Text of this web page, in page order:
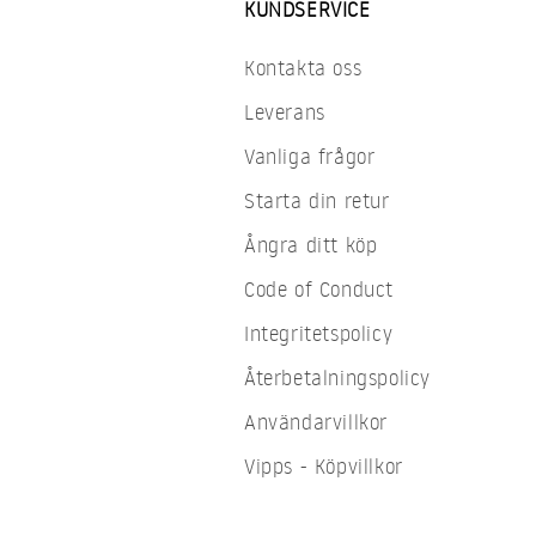
KUNDSERVICE
Kontakta oss
Leverans
Vanliga frågor
Starta din retur
Ångra ditt köp
Code of Conduct
Integritetspolicy
Återbetalningspolicy
Användarvillkor
Vipps - Köpvillkor